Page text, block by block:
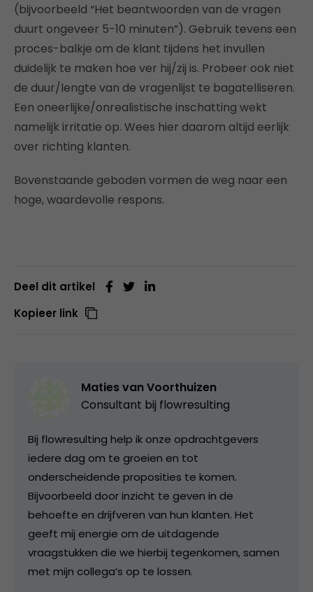
(bijvoorbeeld “Het beantwoorden van de vragen
duurt ongeveer 5-10 minuten”). Gebruik tevens een
proces-balkje om de klant tijdens het invullen
duidelijk te maken hoe ver hij/zij is. Probeer ook niet
de duur/lengte van de vragenlijst te bagatelliseren.
Een oneerlijke/onrealistische inschatting wekt
namelijk irritatie op. Wees hier daarom altijd eerlijk
over richting klanten.
Bovenstaande geboden vormen de weg naar een
hoge, waardevolle respons.
Deel dit artikel
Kopieer link
Maties van Voorthuizen
Consultant bij flowresulting
Bij flowresulting help ik onze opdrachtgevers
iedere dag om te groeien en tot
onderscheidende proposities te komen.
Bijvoorbeeld door inzicht te geven in de
behoefte en drijfveren van hun klanten. Het
geeft mij energie om de uitdagende
vraagstukken die we hierbij tegenkomen, samen
met mijn collega’s op te lossen.